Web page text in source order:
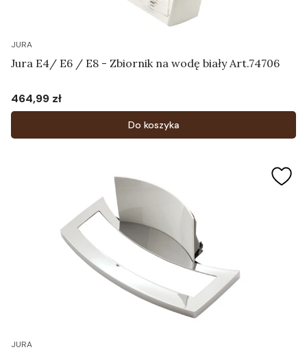
JURA
Jura E4/ E6 / E8 - Zbiornik na wodę biały Art.74706
Cena
464,99 zł
Do koszyka
JURA